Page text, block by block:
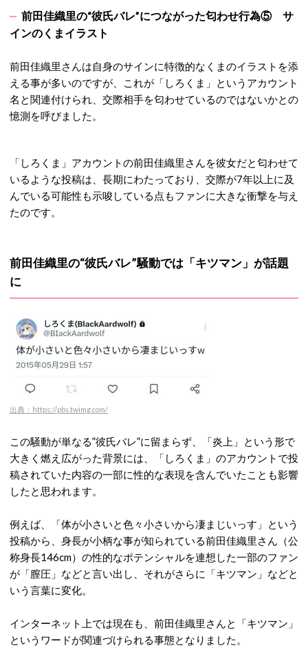
前田佳織里の“彼氏バレ”につながった匂わせ行為⑤ サ
インのくまイラスト
前田佳織里さんは自身のサインに特徴的なくまのイラストを添
える事が多いのですが、これが 「しろくま」というアカウント
名と関連付けられ、交際相手を匂わせているのではないかとの
憶測を呼びました。
「しろくま」アカウントの前田佳織里さんを彼女だと匂わせて
いるような投稿は、長期にわたっており、交際が7年以上に及
んでいる可能性も示唆している点もファンに大きな衝撃を与え
たのです。
前田佳織里の“彼氏バレ”騒動では「キツマン」が話題
に
出典：https://pbs.twimg.com/
この騒動が単なる”彼氏バレ”に留まらず、「炎上」という形で
大きく燃え広がった背景には、「しろくま」のアカウントで投
稿されていた内容の一部に性的な表現を含んでいたことも影響
したと思われます。
例えば、「体が小さいと色々小さいから凄まじいっす」という
投稿から、身長が小柄な事が知られている前田佳織里さん（公
称身長146cm）の性的なポテンシャルを連想した一部のファン
が「膣圧」などと言い出し、それがさらに「キツマン」などと
いう言葉に変化。
インターネット上では現在も、前田佳織里さんと「キツマン」
というワードが関連づけられる事態となりました。